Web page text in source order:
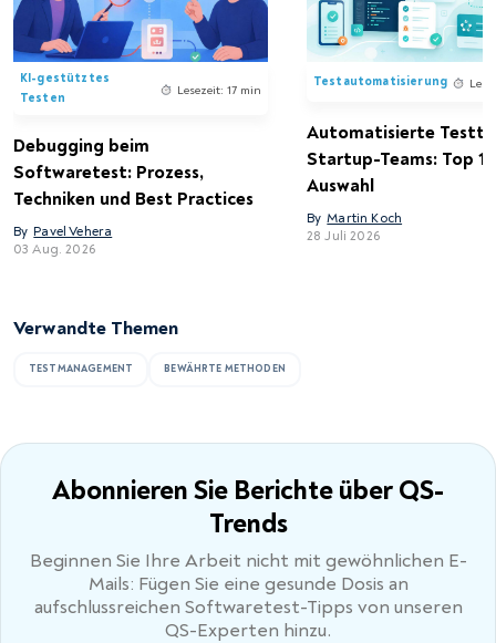
KI-gestütztes
Testen
Lesezeit: 17 min
Debugging beim
Softwaretest: Prozess,
Techniken und Best Practices
By Pavel Vehera
03 Aug. 2026
Testautomatisierung
Automatisierte
Startup-Teams: Top 15
Auswahl
By Martin Koch
28 Juli 2026
Verwandte Themen
TESTMANAGEMENT BEWÄHRTE METHODEN
Abonnieren Sie Berichte über QS-
Trends
Beginnen Sie Ihre Arbeit nicht mit gewöhnlichen E-
Mails: Fügen Sie eine gesunde Dosis an
aufschlussreichen Softwaretest-Tipps von unseren
QS-Experten hinzu.